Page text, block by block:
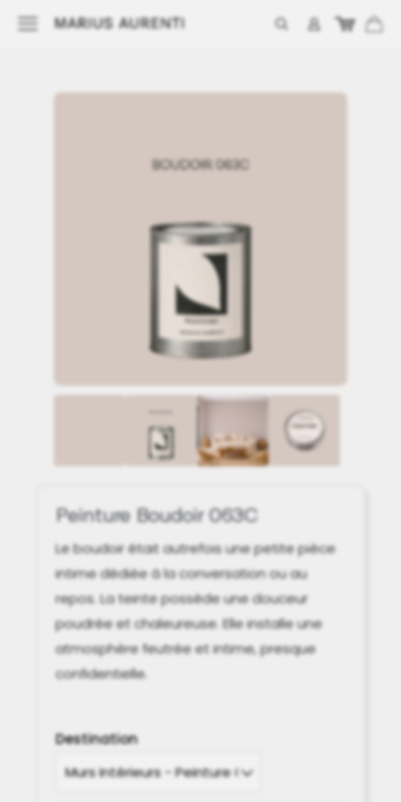
Peinture Boudoir 063C
Le boudoir était autrefois une petite pièce
intime dédiée à la conversation ou au
repos. La teinte possède une douceur
poudrée et chaleureuse. Elle installe une
atmosphère feutrée et intime, presque
confidentielle.
Destination